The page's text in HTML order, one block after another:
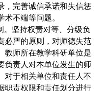
，完善诚信承诺和失信惩
不端等问题。
。坚持权责对等、分级负
必严的原则，对师德失范
教师所在教学科研单位是
负责人对本单位发生的师
对于相关单位和责任人不
职责权限和责任划分进行